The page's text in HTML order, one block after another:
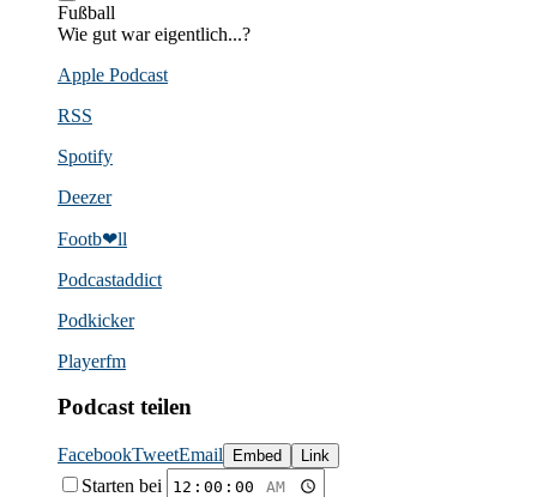
Fußball
Wie gut war eigentlich...?
Apple Podcast
RSS
Spotify
Deezer
Footb❤ll
Podcast­addict
Podkicker
Playerfm
Podcast teilen
FacebookTweetEmail Embed Link
Starten bei